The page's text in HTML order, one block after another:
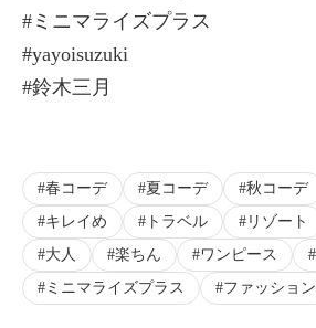
#ミニマライズプラス
#yayoisuzuki
#鈴木三月
春コーデ 夏コーデ 秋コーデ
キレイめ
トラベル リゾート
大人
楽ちん ワンピース
ミニマライズプラス
ファッション